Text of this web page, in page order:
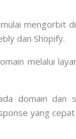
mengorbit
dan Shopify.
melalui
domain dan
yang